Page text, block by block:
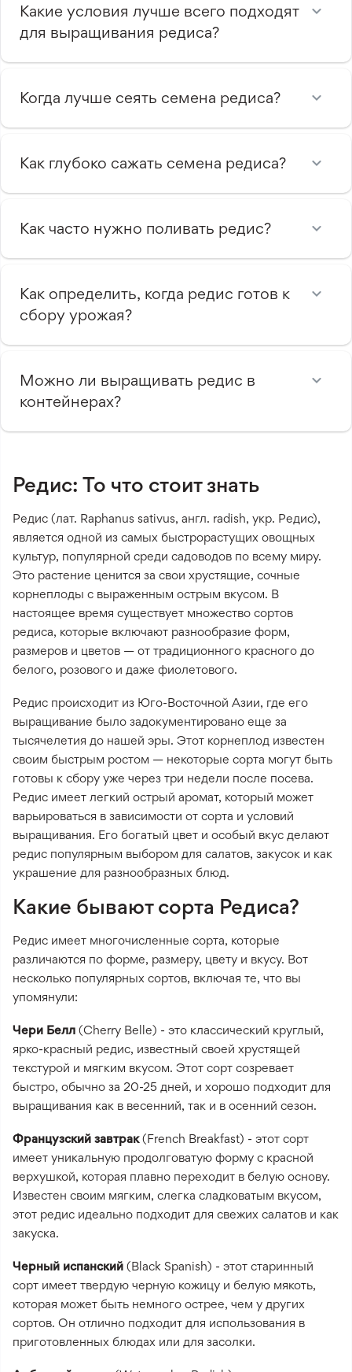
Какие условия лучше всего подходят
для выращивания редиса?
Когда лучше сеять семена редиса?
Как глубоко сажать семена редиса?
Как часто нужно поливать редис?
Как определить, когда редис готов к
сбору урожая?
Можно ли выращивать редис в
контейнерах?
Редис: То что стоит знать
Редис (лат. Raphanus sativus, англ. radish, укр. Редис),
является одной из самых быстрорастущих овощных
культур, популярной среди садоводов по всему миру.
Это растение ценится за свои хрустящие, сочные
корнеплоды с выраженным острым вкусом. В
настоящее время существует множество сортов
редиса, которые включают разнообразие форм,
размеров и цветов — от традиционного красного до
белого, розового и даже фиолетового.
Редис происходит из Юго-Восточной Азии, где его
выращивание было задокументировано еще за
тысячелетия до нашей эры. Этот корнеплод известен
своим быстрым ростом — некоторые сорта могут быть
готовы к сбору уже через три недели после посева.
Редис имеет легкий острый аромат, который может
варьироваться в зависимости от сорта и условий
выращивания. Его богатый цвет и особый вкус делают
редис популярным выбором для салатов, закусок и как
украшение для разнообразных блюд.
Какие бывают сорта Редиса?
Редис имеет многочисленные сорта, которые
различаются по форме, размеру, цвету и вкусу. Вот
несколько популярных сортов, включая те, что вы
упомянули:
Чери Белл (Cherry Belle) - это классический круглый,
ярко-красный редис, известный своей хрустящей
текстурой и мягким вкусом. Этот сорт созревает
быстро, обычно за 20-25 дней, и хорошо подходит для
выращивания как в весенний, так и в осенний сезон.
Французский завтрак(French Breakfast) - этот сорт
имеет уникальную продолговатую форму с красной
верхушкой, которая плавно переходит в белую основу.
Известен своим мягким, слегка сладковатым вкусом,
этот редис идеально подходит для свежих салатов и как
закуска.
Черный испанский (Black Spanish) - этот старинный
сорт имеет твердую черную кожицу и белую мякоть,
которая может быть немного острее, чем у других
сортов. Он отлично подходит для использования в
приготовленных блюдах или для засолки.